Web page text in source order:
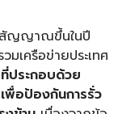
สัญญาณขึ้นในปี
เครือข่ายประเทศ
ที่ประกอบด้วย
พื่อป้องกันการรั่ว